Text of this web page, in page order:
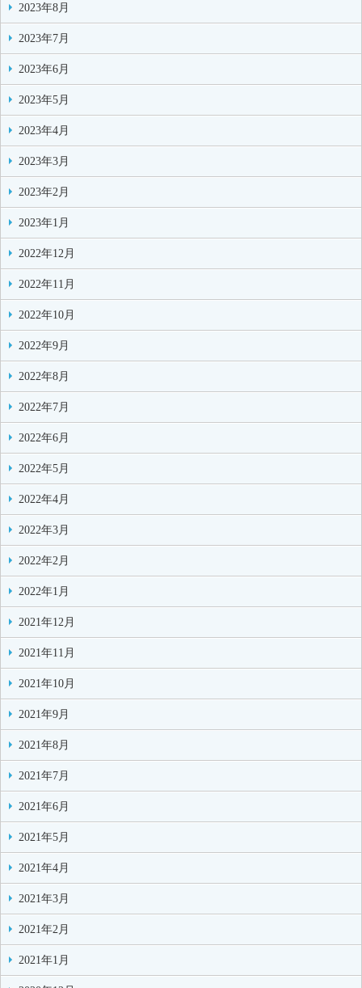
2023年8月
2023年7月
2023年6月
2023年5月
2023年4月
2023年3月
2023年2月
2023年1月
2022年12月
2022年11月
2022年10月
2022年9月
2022年8月
2022年7月
2022年6月
2022年5月
2022年4月
2022年3月
2022年2月
2022年1月
2021年12月
2021年11月
2021年10月
2021年9月
2021年8月
2021年7月
2021年6月
2021年5月
2021年4月
2021年3月
2021年2月
2021年1月